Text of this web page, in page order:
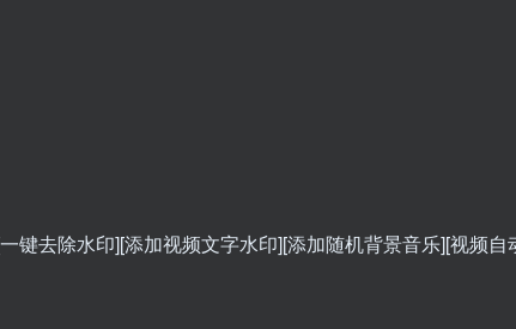
键去除水印][添加视频文字水印][添加随机背景音乐][视频自